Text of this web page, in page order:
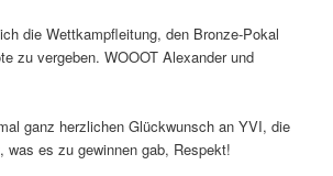
die Wettkampfleitung, den Bronze-Pokal
zu vergeben. WOOOT Alexander und
ganz herzlichen Glückwunsch an YVI, die
was es zu gewinnen gab, Respekt!